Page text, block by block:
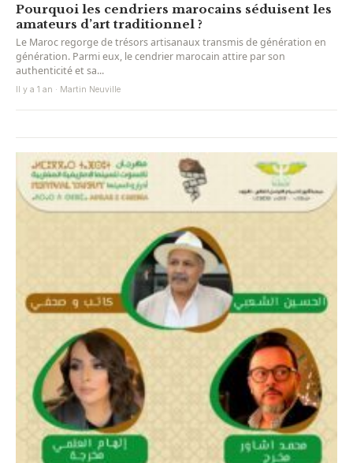
Pourquoi les cendriers marocains séduisent les
amateurs d’art traditionnel ?
Le Maroc regorge de trésors artisanaux transmis de génération en
génération. Parmi eux, le cendrier marocain attire par son
authenticité et sa...
Il y a 1 an · Martin Neuville